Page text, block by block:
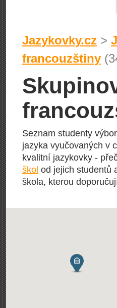
Jazykovky.cz >
francouzštiny
Seznam studenty
jazyka vyučovaných v
kvalitní jazykovky -
škol od jejich studentů
škola, kterou